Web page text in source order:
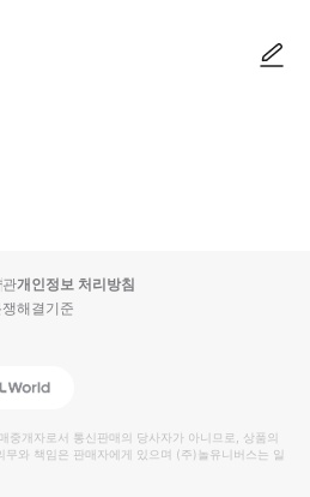
개인정보 처리방침
쟁해결기준
Global
중개자로서 통신판매의 당사자가 아니므로, 상품의
와 책임은 판매자에게 있으며 (주)놀유니버스는 일